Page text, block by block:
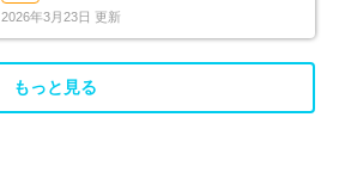
2026年3月23日 更新
もっと見る